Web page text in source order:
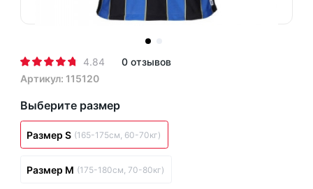
4.84
0 отзывов
Артикул: 115120
Выберите размер
Размер S (165-175см, 60-70кг)
Размер M (175-180см, 70-80кг)